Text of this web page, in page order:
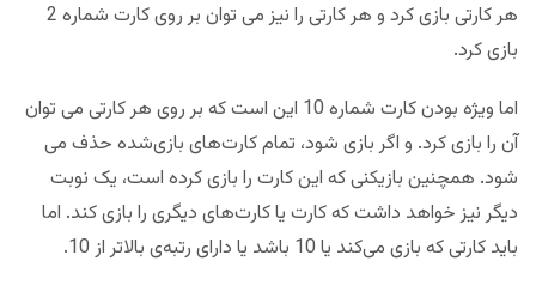
هر کارتی بازی کرد و هر کارتی را نیز می توان بر روی کارت شماره 2
بازی کرد.
اما ویژه بودن کارت شماره 10 این است که بر روی هر کارتی می توان
آن را بازی کرد. و اگر بازی شود، تمام کارت‌های بازی‌شده حذف می
شود. همچنین بازیکنی که این کارت را بازی کرده است، یک نوبت
دیگر نیز خواهد داشت که کارت یا کارت‌های دیگری را بازی کند. اما
باید کارتی که بازی می‌کند یا 10 باشد یا دارای رتبه‌ی بالاتر از 10.